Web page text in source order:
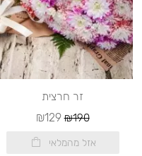
זר חרצית
₪190
₪129
אזל מהמלאי